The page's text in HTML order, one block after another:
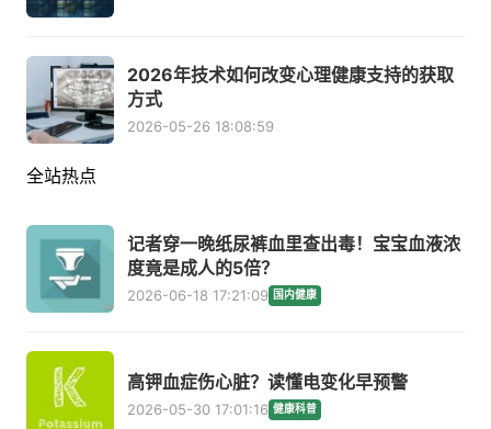
2026年技术如何改变心理健康支持的获取
方式
2026-05-26 18:08:59
全站热点
记者穿一晚纸尿裤血里查出毒！宝宝血液浓
度竟是成人的5倍？
2026-06-18 17:21:09 国内健康
高钾血症伤心脏？读懂电变化早预警
2026-05-30 17:01:16 健康科普